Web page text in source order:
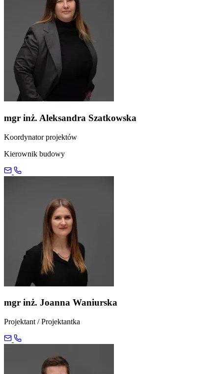
mgr inż. Aleksandra Szatkowska
Koordynator projektów
Kierownik budowy
mgr inż. Joanna Waniurska
Projektant / Projektantka